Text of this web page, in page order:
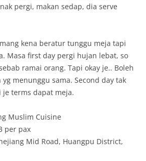
pergi, makan sedap, dia serve
kena beratur tunggu meja tapi
Masa first day pergi hujan lebat, so
ramai orang. Tapi okay je.. Boleh
menunggu sama. Second day tak
je terms dapat meja.
Muslim Cuisine
per pax
Mid Road, Huangpu District,